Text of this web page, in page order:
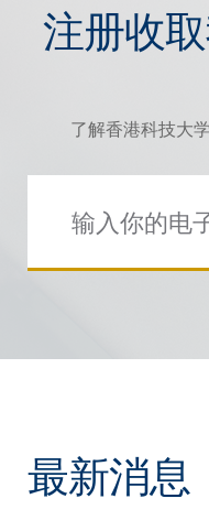
注册收
了解香港科技大
最新消息